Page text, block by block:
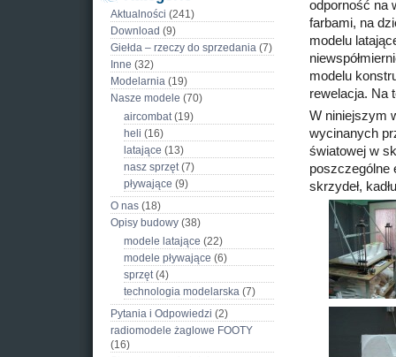
Aktualności (241)
Download (9)
Giełda – rzeczy do sprzedania (7)
Inne (32)
Modelarnia (19)
Nasze modele (70)
aircombat(19)
heli (16)
latające (13)
nasz sprzęt(7)
pływające (9)
O nas (18)
Opisy budowy (38)
modele latające (22)
modele pływające (6)
sprzęt(4)
technologia modelarska (7)
Pytania i Odpowiedzi (2)
radiomodele żaglowe FOOTY
(16)
odporność na
farbami, na
modelu
modelu
rewelacja. Na
W niniejszym
wycinanych
światowej w
poszczególne
skrzydeł,